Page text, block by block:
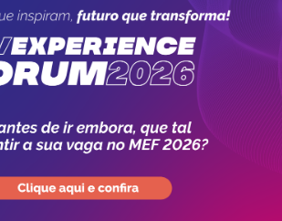
de pacientes em estado grave de
(UTI) ou de procedimentos
quantos cidadãos utilizam os
traçar previsões de demandas,
dos consórcios
municípios localizados na mesma